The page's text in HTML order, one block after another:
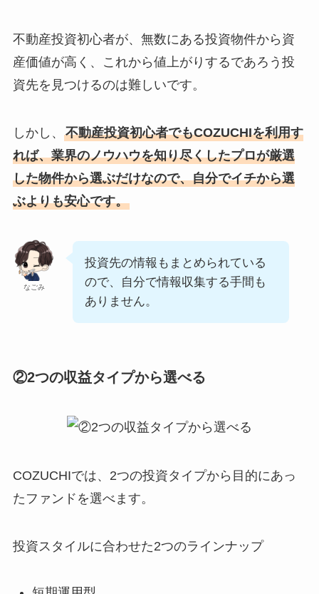
不動産投資初心者が、無数にある投資物件から資
産価値が高く、これから値上がりするであろう投
資先を見つけるのは難しいです。
しかし、 不動産投資初心者でもCOZUCHIを利用す
れば、業界のノウハウを知り尽くしたプロが厳選
した物件から選ぶだけなので、自分でイチから選
ぶよりも安心です。
なごみ
投資先の情報もまとめられている
ので、自分で情報収集する手間も
ありません。
②2つの収益タイプから選べる
COZUCHIでは、2つの投資タイプから目的にあっ
たファンドを選べます。
投資スタイルに合わせた2つのラインナップ